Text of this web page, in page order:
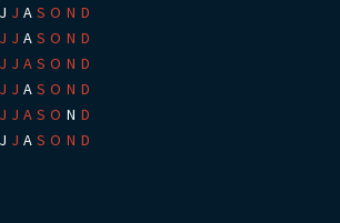
J J A S O N D
J J A S O N D
J J A S O N D
J J A S O N D
J J A S O N D
J J A S O N D